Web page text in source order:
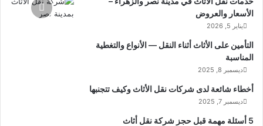
الأسعار والعروض
يناير 5, 2026
التأمين على الأثاث أثناء النقل — الأنواع والتغطية
المناسبة
ديسمبر 8, 2025
أخطاء شائعة لدى شركات نقل الأثاث وكيف تتجنبها
ديسمبر 7, 2025
5 أسئلة مهمة قبل حجز شركة نقل أثاث